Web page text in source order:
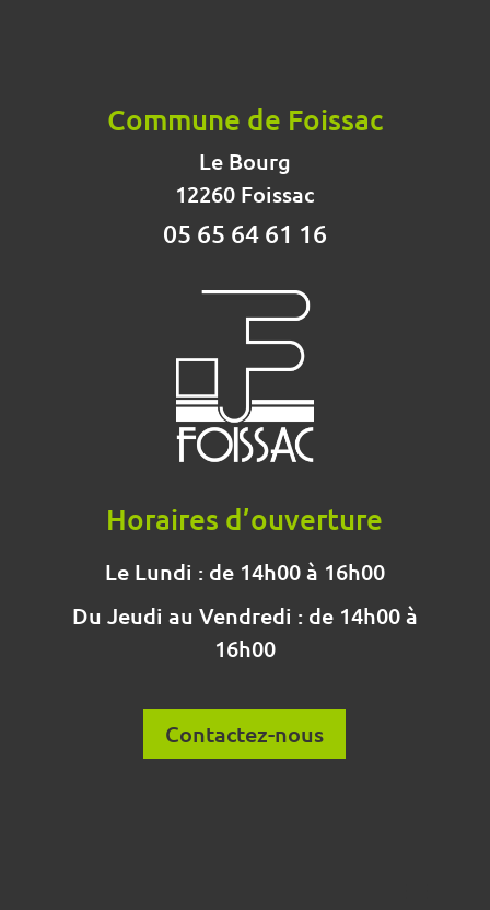
Commune de Foissac
Le Bourg
12260 Foissac
05 65 64 61 16
Horaires d’ouverture
Le Lundi : de 14h00 à 16h00
Du Jeudi au Vendredi : de 14h00 à
16h00
Contactez-nous